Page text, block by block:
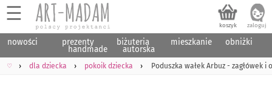
☰
nowości prezenty
handmade
biżuteria
autorska
mieszkanie obniżki
♡ dla dziecka pokoik dziecka Poduszka wałek Arbuz - zagłówek i